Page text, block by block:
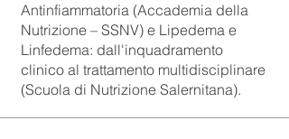
Antinfiammatoria (Accademia della
Nutrizione – SSNV) e Lipedema e
Linfedema: dall'inquadramento
clinico al trattamento multidisciplinare
(Scuola di Nutrizione Salernitana).